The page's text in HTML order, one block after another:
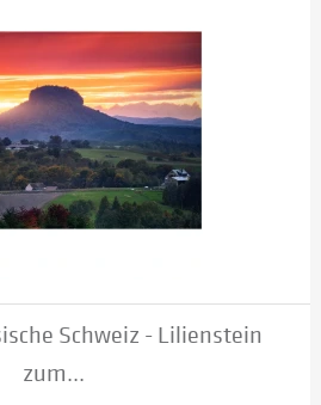
Schweiz - Lilienstein
zum...